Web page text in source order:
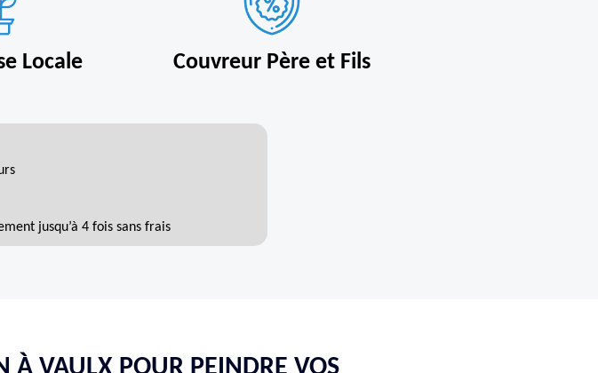
Locale Couvreur Père et Fils
jusqu’à 4 fois sans frais